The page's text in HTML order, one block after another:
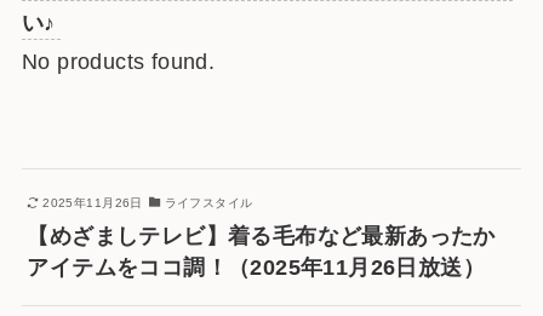
い♪
No products found.
2025年11月26日 ライフスタイル
【めざましテレビ】着る毛布など最新あったか
アイテムをココ調！（2025年11月26日放送）